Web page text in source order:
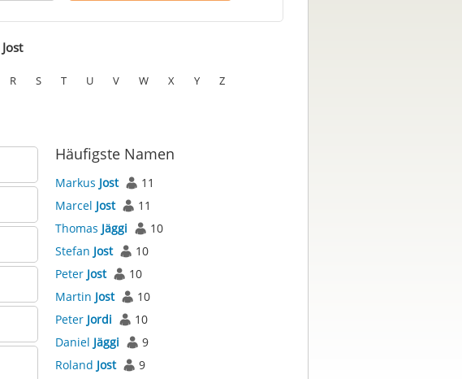
Jost
R S T U V W X Y Z
Häufigste Namen
Markus Jost
11
Marcel Jost
11
Thomas Jäggi
10
Stefan Jost
10
Peter Jost
10
Martin Jost
10
Peter Jordi
10
Daniel Jäggi
9
Roland Jost
9